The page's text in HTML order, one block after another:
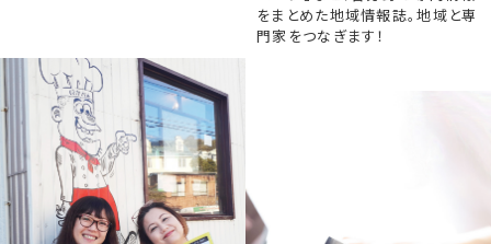
「ウラオモテのある電話帳」がメディアに紹介されました
2023.01.13
弊社顧問税理士小関先生ラジオご出演
をまとめた地域情報誌。地域と専
門家をつなぎます！